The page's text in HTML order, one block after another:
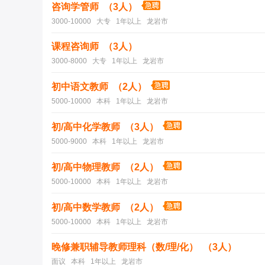
咨询学管师 （3人）
3000-10000 大专 1年以上 龙岩市
课程咨询师 （3人）
3000-8000 大专 1年以上 龙岩市
初中语文教师 （2人）
5000-10000 本科 1年以上 龙岩市
初/高中化学教师 （3人）
5000-9000 本科 1年以上 龙岩市
初/高中物理教师 （2人）
5000-10000 本科 1年以上 龙岩市
初/高中数学教师 （2人）
5000-10000 本科 1年以上 龙岩市
晚修兼职辅导教师理科（数/理/化） （3人）
面议 本科 1年以上 龙岩市